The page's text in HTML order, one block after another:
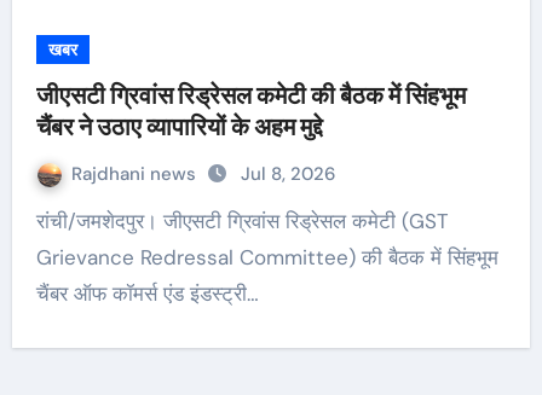
खबर
जीएसटी ग्रिवांस रिड्रेसल कमेटी की बैठक में सिंहभूम
चैंबर ने उठाए व्यापारियों के अहम मुद्दे
Rajdhani news Jul 8, 2026
रांची/जमशेदपुर। जीएसटी ग्रिवांस रिड्रेसल कमेटी (GST
Grievance Redressal Committee) की बैठक में सिंहभूम
चैंबर ऑफ कॉमर्स एंड इंडस्ट्री…